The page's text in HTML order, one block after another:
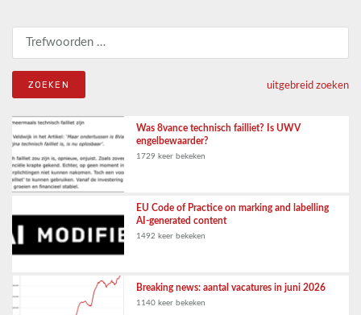
Zoeken naar:
uitgebreid zoeken
Was 8vance technisch failliet? Is UWV
engelbewaarder?
1729 keer bekeken
EU Code of Practice on marking and labelling
AI-generated content
1492 keer bekeken
Breaking news: aantal vacatures in juni 2026
1140 keer bekeken